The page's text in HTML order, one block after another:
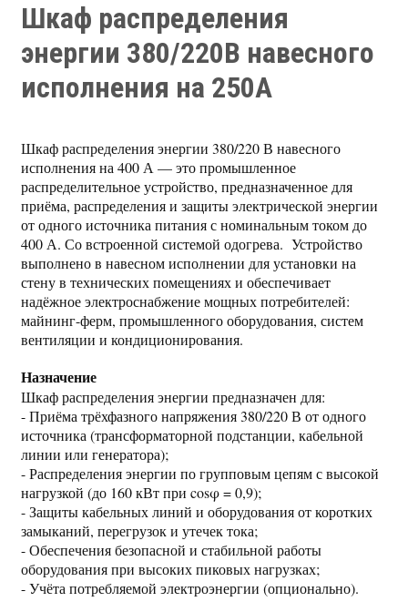
Шкаф распределения
энергии 380/220В навесного
исполнения на 250А
Шкаф распределения энергии 380/220 В навесного
исполнения на 400 А — это промышленное
распределительное устройство, предназначенное для
приёма, распределения и защиты электрической энергии
от одного источника питания с номинальным током до
400 А. Со встроенной системой одогрева. Устройство
выполнено в навесном исполнении для установки на
стену в технических помещениях и обеспечивает
надёжное электроснабжение мощных потребителей:
майнинг-ферм, промышленного оборудования, систем
вентиляции и кондиционирования.
Назначение
Шкаф распределения энергии предназначен для:
- Приёма трёхфазного напряжения 380/220 В от одного
источника (трансформаторной подстанции, кабельной
линии или генератора);
- Распределения энергии по групповым цепям с высокой
нагрузкой (до 160 кВт при cosφ = 0,9);
- Защиты кабельных линий и оборудования от коротких
замыканий, перегрузок и утечек тока;
- Обеспечения безопасной и стабильной работы
оборудования при высоких пиковых нагрузках;
- Учёта потребляемой электроэнергии (опционально).